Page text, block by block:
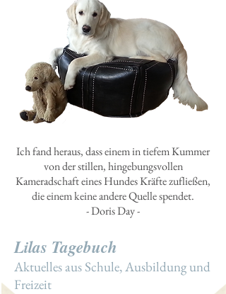
Ich fand heraus, dass einem in tiefem Kummer
von der stillen, hingebungsvollen
Kameradschaft eines Hundes Kräfte zufließen,
die einem keine andere Quelle spendet.
- Doris Day -
Lilas Tagebuch
Aktuelles aus Schule, Ausbildung und
Freizeit